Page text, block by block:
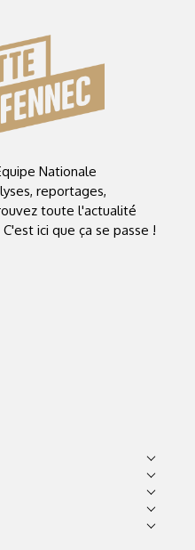
Nationale
reportages,
toute l'actualité
ici que ça se passe !